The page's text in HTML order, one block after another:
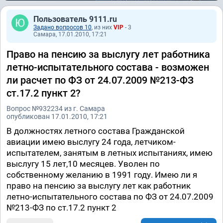
Пользователь 9111.ru
Задано вопросов 10, из них VIP - 3
Самара, 17.01.2010, 17:21
Право на пенсию за выслугу лет работника
летно-испытательного состава - возможен
ли расчет по ФЗ от 24.07.2009 №213-ФЗ
ст.17.2 пункт 2?
Вопрос №932234 из г. Самара
опубликован 17.01.2010, 17:21
В должностях летного состава Гражданской
авиации имею выслугу 24 года, летчиком-
испытателем, занятым в летных испытаниях, имею
выслугу 15 лет,10 месяцев. Уволен по
собственному желанию в 1991 году. Имею ли я
право на пенсию за выслугу лет как работник
летно-испытательного состава по ФЗ от 24.07.2009
№213-ФЗ по ст.17.2 пункт 2